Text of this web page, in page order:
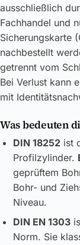
ausschließlich
Fachhandel und
Sicherungskarte
nachbestellt
getrennt vom
Bei Verlust kann
mit
Was bedeuten
DIN 18252ist
Profilzylinder.
geprüftem
Bohr- und
Niveau.
DIN EN 1303
Norm. Sie